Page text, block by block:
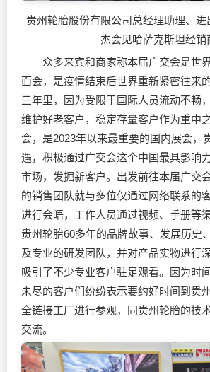
贵州轮胎股份有限公司总经理助理、
杰会见哈萨克斯坦经销
众多来宾和商家称本届广交会是世
面会，是疫情结束后世界重新紧密往来
三年里，因为受限于国际人员流动不畅
维护好老客户，稳定存量客户作为重中
会，是2023年以来最重要的国内展会，
遇，积极通过广交会这个中国最具影响
市场，发掘新客户。出发前往本届广交
的销售团队就与多位仅通过网络联系的
进行会晤，工作人员通过视频、手册等
贵州轮胎60多年的品牌故事、发展历史
及专业的研发团队，并对产品实物进行
吸引了不少专业客户驻足观看。因为时
未尽的客户们纷纷表示要约好时间到贵
全链接工厂进行参观，同贵州轮胎的技
交流。